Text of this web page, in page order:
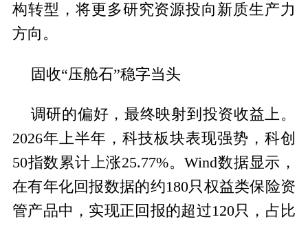
构转型，将更多研究资源投向新质生产力
方向。
固收“压舱石”稳字当头
调研的偏好，最终映射到投资收益上。
2026年上半年，科技板块表现强势，科创
50指数累计上涨25.77%。Wind数据显示，
在有年化回报数据的约180只权益类保险资
管产品中，实现正回报的超过120只，占比